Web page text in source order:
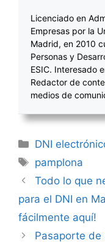
Licenciado en
Empresas por la
Madrid, en 2010
Personas y
ESIC. Interesado
Redactor de
medios de
Categorías
DNI
Etiquetas
pamplona
Navegación
de
entradas
Todo lo que
para el DNI en
fácilmente aquí!
Pasaporte de